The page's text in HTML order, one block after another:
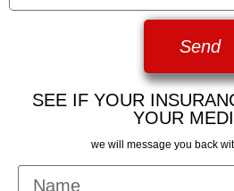
Send
SEE IF YOUR
YOUR
we will message you back